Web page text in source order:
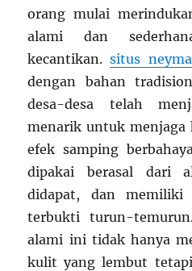
orang mulai
alami dan
kecantikan.situs
dengan bahan
desa-desa telah
menarik untuk menjaga
efek samping
dipakai berasal dari
didapat, dan memiliki
terbukti turun-
alami ini tidak hanya
kulit yang lembut